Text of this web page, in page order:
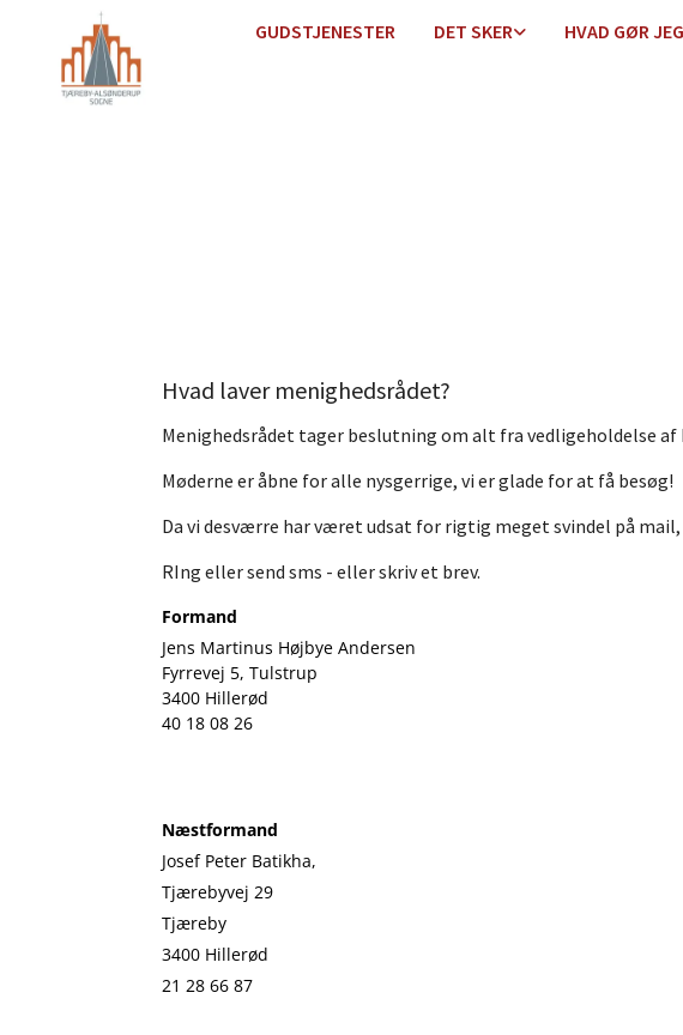
GUDSTJENESTER DET SKER HVAD GØR
Hvad laver menighedsrådet?
Menighedsrådet tager beslutning om alt fra vedligeholdelse
Møderne er åbne for alle nysgerrige, vi er glade for at få besøg!
Da vi desværre har været udsat for rigtig meget svindel på
RIng eller send sms - eller skriv et brev.
Formand
Jens Martinus Højbye Andersen
Fyrrevej 5, Tulstrup
3400 Hillerød
40 18 08 26
Næstformand
Josef Peter Batikha,
Tjærebyvej 29
Tjæreby
3400 Hillerød
21 28 66 87